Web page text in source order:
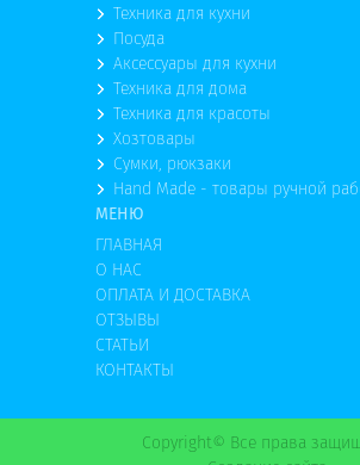
Техника для кухни
Посуда
Аксессуары для кухни
Техника для дома
Техника для красоты
Хозтовары
Сумки, рюкзаки
Hand Made - товары ручной
МЕНЮ
ГЛАВНАЯ
О НАС
ОПЛАТА И ДОСТАВКА
ОТЗЫВЫ
СТАТЬИ
КОНТАКТЫ
Copyright© Все права